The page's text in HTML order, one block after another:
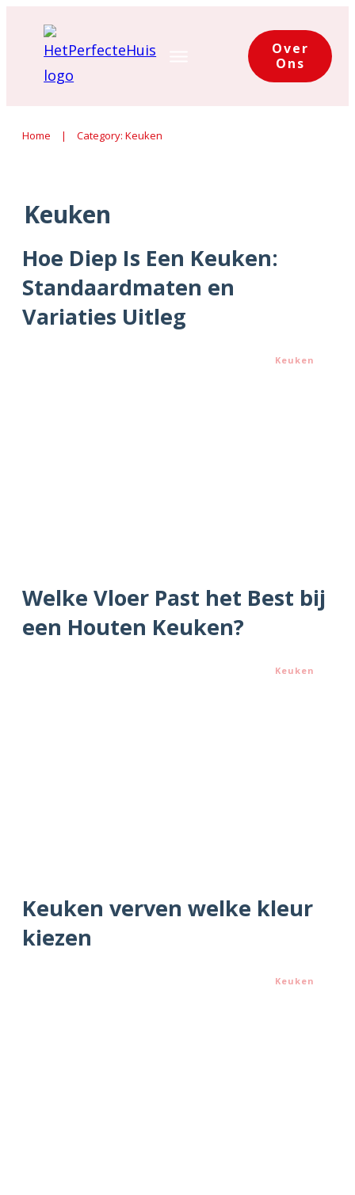
Over
Ons
Home | Category: Keuken
Keuken
Hoe Diep Is Een Keuken:
Standaardmaten en
Variaties Uitleg
Keuken
Welke Vloer Past het Best bij
een Houten Keuken?
Keuken
Keuken verven welke kleur
kiezen
Keuken